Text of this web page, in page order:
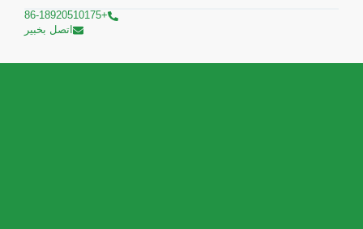
+86-18920510175
اتصل بخبير